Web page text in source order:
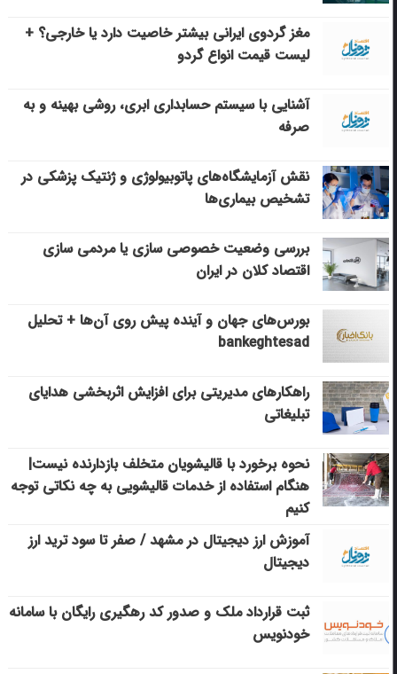
مغز گردوی ایرانی بیشتر خاصیت دارد یا خارجی؟ +
لیست قیمت انواع گردو
آشنایی با سیستم حسابداری ابری، روشی بهینه و به
صرفه
نقش آزمایشگاه‌های پاتوبیولوژی و ژنتیک پزشکی در
تشخیص بیماری‌ها
بررسی وضعیت خصوصی سازی یا مردمی سازی
اقتصاد کلان در ایران
بورس‌های جهان و آینده پیش روی آن‌ها + تحلیل
bankeghtesad
راهکارهای مدیریتی برای افزایش اثربخشی هدایای
تبلیغاتی
نحوه برخورد با قالیشویان متخلف بازدارنده نیست|
هنگام استفاده از خدمات قالیشویی به چه نکاتی توجه
کنیم
آموزش ارز دیجیتال در مشهد / صفر تا سود ترید ارز
دیجیتال
ثبت قرارداد ملک و صدور کد رهگیری رایگان با سامانه
خودنویس